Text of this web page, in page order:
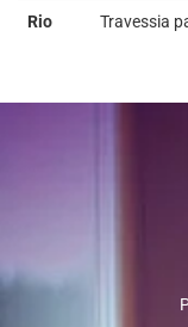
Rio Travessia